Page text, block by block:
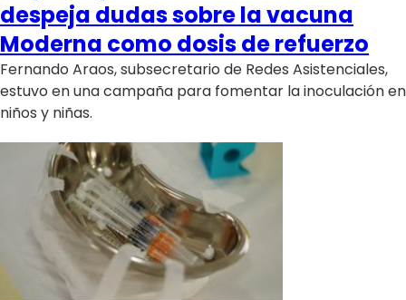
despeja dudas sobre la vacuna
Moderna como dosis de refuerzo
Fernando Araos, subsecretario de Redes Asistenciales,
estuvo en una campaña para fomentar la inoculación en
niños y niñas.
Programas
Club De La Comedia
Contigo en Directo
El Tiempo
Sabingo
Todos Los Programas